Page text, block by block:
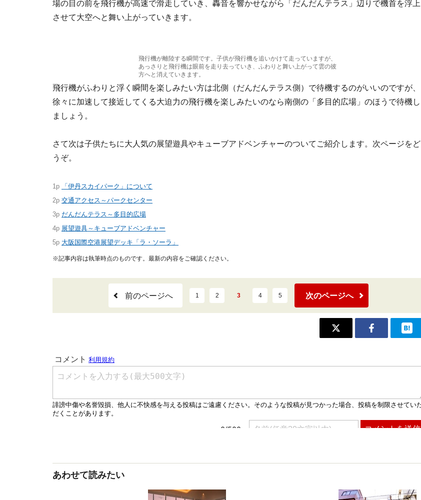
場の目の前を飛行機が高速で滑走していき、轟音を響かせながら「だんだんテラス」辺りで機首を浮上
させて大空へと舞い上がっていきます。
飛行機が離陸する瞬間です。子供が飛行機を追いかけて走っていますが、
あっさりと飛行機は眼前を走り去っていき、ふわりと舞い上がって雲の彼
方へと消えていきます。
飛行機がふわりと浮く瞬間を楽しみたい方は北側（だんだんテラス側）で待機するのがいいのですが、
徐々に加速して接近してくる大迫力の飛行機を楽しみたいのなら南側の「多目的広場」のほうで待機し
ましょう。
さて次は子供たちに大人気の展望遊具やキューブアドベンチャーのついてご紹介します。次ページをど
うぞ。
1p
「伊丹スカイパーク」について
2p 交通アクセス～パークセンター
3p だんだんテラス～多目的広場
4p 展望遊具～キューブアドベンチャー
5p 大阪国際空港展望デッキ「ラ・ソーラ」
※記事内容は執筆時点のものです。最新の内容をご確認ください。
前のページへ 1 2 3 4 5 次のページへ
あわせて読みたい